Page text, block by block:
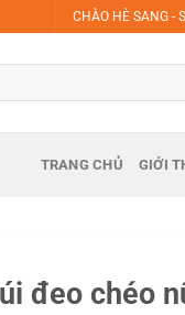
CHÀO HÈ SANG -
TRANG CHỦ GIỚI
đeo chéo